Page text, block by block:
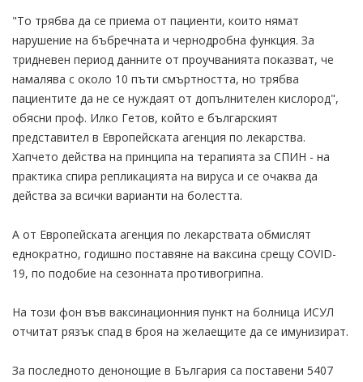
"То трябва да се приема от пациенти, които нямат
нарушение на бъбречната и чернодробна функция. За
тридневен период данните от проучванията показват, че
намалява с около 10 пъти смъртността, но трябва
пациентите да не се нуждаят от допълнителен кислород",
обясни проф. Илко Гетов, който е българският
представител в Европейската агенция по лекарства.
Хапчето действа на принципа на терапията за СПИН - на
практика спира репликацията на вируса и се очаква да
действа за всички варианти на болестта.
А от Европейската агенция по лекарствата обмислят
еднократно, годишно поставяне на ваксина срещу COVID-
19, по подобие на сезонната противогрипна.
На този фон във ваксинационния пункт на болница ИСУЛ
отчитат рязък спад в броя на желаещите да се имунизират.
За последното денонощие в България са поставени 5407